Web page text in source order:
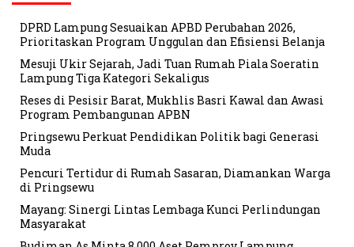
DPRD Lampung Sesuaikan APBD Perubahan 2026,
Prioritaskan Program Unggulan dan Efisiensi Belanja
Mesuji Ukir Sejarah, Jadi Tuan Rumah Piala Soeratin
Lampung Tiga Kategori Sekaligus
Reses di Pesisir Barat, Mukhlis Basri Kawal dan Awasi
Program Pembangunan APBN
Pringsewu Perkuat Pendidikan Politik bagi Generasi
Muda
Pencuri Tertidur di Rumah Sasaran, Diamankan Warga
di Pringsewu
Mayang: Sinergi Lintas Lembaga Kunci Perlindungan
Masyarakat